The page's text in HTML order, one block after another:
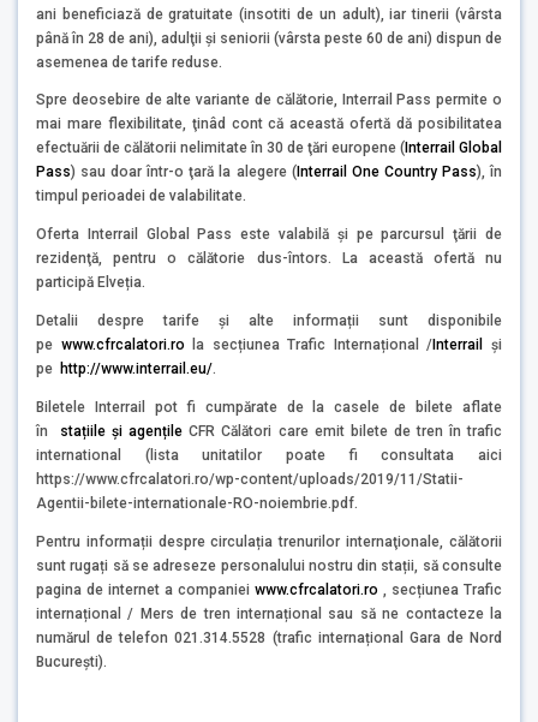
ani beneficiază de gratuitate (insotiti de un adult), iar tinerii (vârsta
până în 28 de ani), adulţii şi seniorii (vârsta peste 60 de ani) dispun de
asemenea de tarife reduse.
Spre deosebire de alte variante de călătorie, Interrail Pass permite o
mai mare flexibilitate, ţinâd cont că această ofertă dă posibilitatea
efectuării de călătorii nelimitate în 30 de ţări europene ( Interrail Global
Pass) sau doar într-o ţară la alegere (Interrail One Country Pass), în
timpul perioadei de valabilitate.
Oferta Interrail Global Pass este valabilă şi pe parcursul ţării de
rezidenţă, pentru o călătorie dus-întors. La această ofertă nu
participă Elveția.
Detalii despre tarife și alte informații sunt disponibile
pe www.cfrcalatori.ro la secțiunea Trafic Internațional / Interrail
și
pe http://www.interrail.eu/.
Biletele Interrail pot fi cumpărate de la casele de bilete aflate
în stațiile și agențile CFR Călători care emit bilete de tren în trafic
international (lista unitatilor poate fi consultata aici
https://www.cfrcalatori.ro/wp-content/uploads/2019/11/Statii-
Agentii-bilete-internationale-RO-noiembrie.pdf.
Pentru informații despre circulația trenurilor internaţionale, călătorii
sunt rugați să se adreseze personalului nostru din stații, să consulte
pagina de internet a companiei www.cfrcalatori.ro , secțiunea Trafic
internațional / Mers de tren internațional sau să ne contacteze la
numărul de telefon 021.314.5528 (trafic internațional Gara de Nord
București).